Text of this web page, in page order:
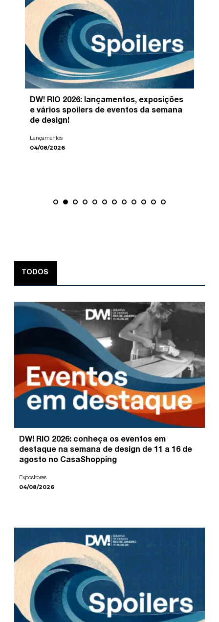
DW! RIO 2026: lançamentos, exposições
e vários spoilers de eventos da semana
de design!
Lançamentos
04/08/2026
TODOS
DW! RIO 2026: conheça os eventos em
destaque na semana de design de 11 a 16 de
agosto no CasaShopping
Expositores
04/08/2026